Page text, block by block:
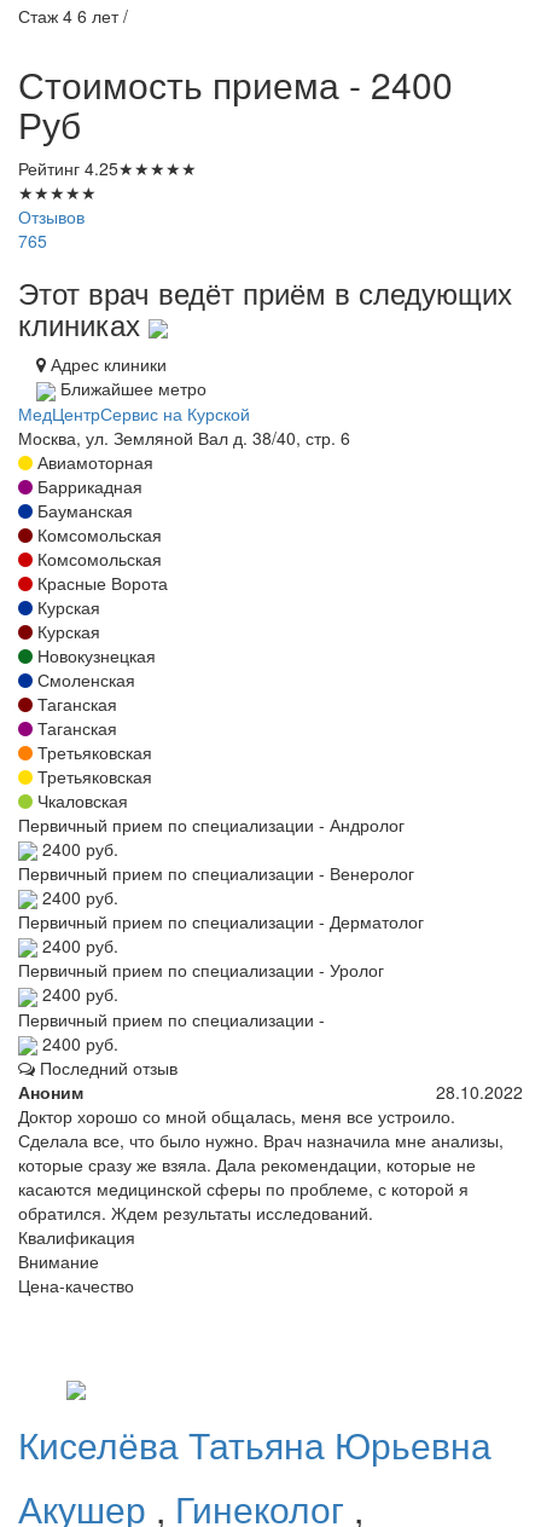
Стаж 4 6 лет /
Стоимость приема - 2400
Руб
Рейтинг 4.25★★★★★
★★★★★
Отзывов
765
Этот врач ведёт приём в следующих
клиниках
Адрес клиники
Ближайшее метро
МедЦентрСервис на Курской
Москва, ул. Земляной Вал д. 38/40, стр. 6
Авиамоторная
Баррикадная
Бауманская
Комсомольская
Комсомольская
Красные Ворота
Курская
Курская
Новокузнецкая
Смоленская
Таганская
Таганская
Третьяковская
Третьяковская
Чкаловская
Первичный прием по специализации - Андролог
2400 руб.
Первичный прием по специализации - Венеролог
2400 руб.
Первичный прием по специализации - Дерматолог
2400 руб.
Первичный прием по специализации - Уролог
2400 руб.
Первичный прием по специализации -
2400 руб.
Последний отзыв
Аноним
28.10.2022
Доктор хорошо со мной общалась, меня все устроило.
Сделала все, что было нужно. Врач назначила мне анализы,
которые сразу же взяла. Дала рекомендации, которые не
касаются медицинской сферы по проблеме, с которой я
обратился. Ждем результаты исследований.
Квалификация
Внимание
Цена-качество
КиселёваТатьяна Юрьевна
Акушер , Гинеколог ,